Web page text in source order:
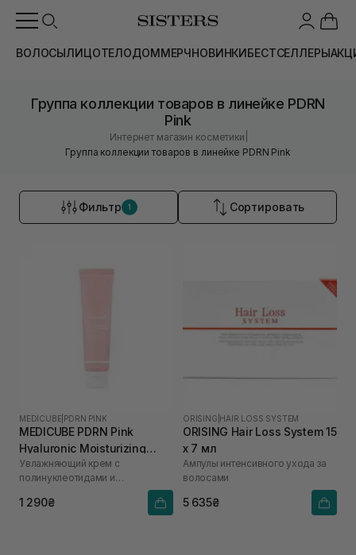
ВОЛОСЫЛИЦОТЕЛОДОММЕРЧНОВИНКИБЕСТСЕЛЛЕРЫ
Группа коллекции товаров в линейке PDRN
Pink
Интернет магазин косметики
Группа коллекции товаров в линейке PDRN Pink
Фильтр 1 Сортировать
MEDICUBE PDRN PINK
MEDICUBE PDRN Pink
Hyaluronic Moisturizing
Cream 50 мл
Увлажняющий крем с
полинуклеотидами и
1 290₴
ORISING HAIR LOSS SYSTEM
ORISING Hair Loss System 15
х 7 мл
Ампулы интенсивного ухода за
волосами
5 635₴